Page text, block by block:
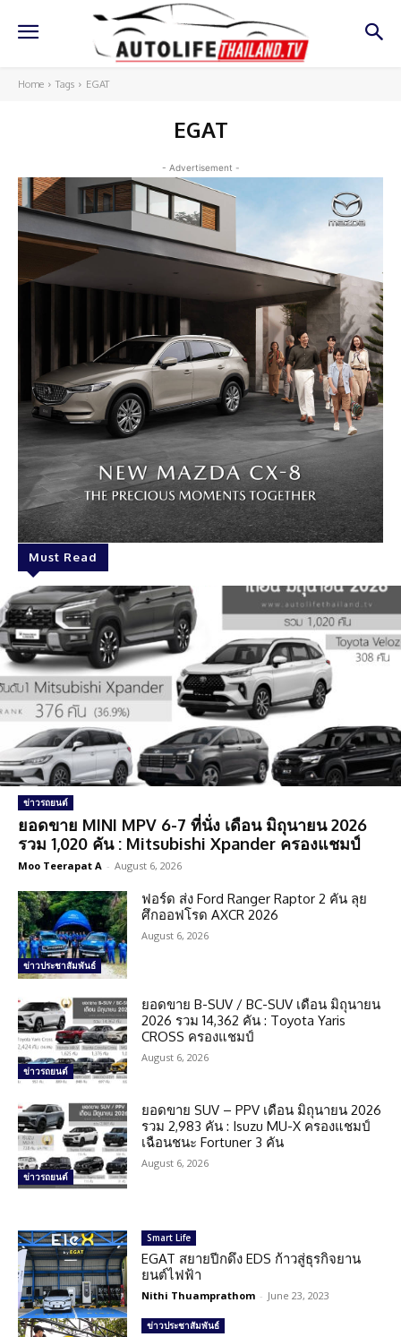
Home Tags EGAT
EGAT
- Advertisement -
Must Read
ข่าวรถยนต์
ยอดขาย MINI MPV 6-7 ที่นั่ง เดือน มิถุนายน 2026
รวม 1,020 คัน : Mitsubishi Xpander ครองแชมป์
Moo Teerapat A - August 6, 2026
ข่าวประชาสัมพันธ์
ฟอร์ด ส่ง Ford Ranger Raptor 2 คัน ลุย
ศึกออฟโรด AXCR 2026
August 6, 2026
ข่าวรถยนต์
ยอดขาย B-SUV / BC-SUV เดือน มิถุนายน
2026 รวม 14,362 คัน : Toyota Yaris
CROSS ครองแชมป์
August 6, 2026
ข่าวรถยนต์
ยอดขาย SUV – PPV เดือน มิถุนายน 2026
รวม 2,983 คัน : Isuzu MU-X ครองแชมป์
เฉือนชนะ Fortuner 3 คัน
August 6, 2026
Smart Life
EGAT สยายปีกดึง EDS ก้าวสู่ธุรกิจยาน
ยนต์ไฟฟ้า
Nithi Thuamprathom - June 23, 2023
ข่าวประชาสัมพันธ์